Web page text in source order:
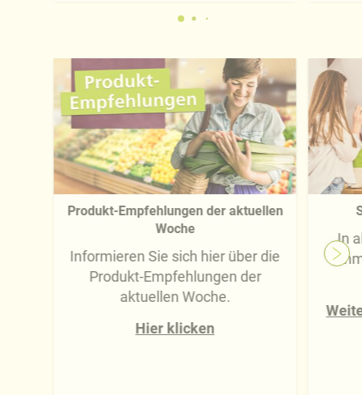
Produkt-Empfehlungen der aktuellen
Woche
Informieren Sie sich hier über die
Produkt-Empfehlungen der
aktuellen Woche.
Hier klicken
In